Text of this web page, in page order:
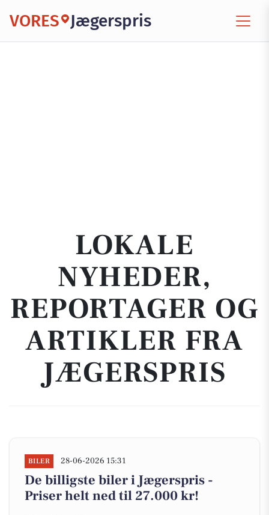
VORES Jægerspris
LOKALE
NYHEDER,
REPORTAGER OG
ARTIKLER FRA
JÆGERSPRIS
BILER 28-06-2026 15:31
De billigste biler i Jægerspris -
Priser helt ned til 27.000 kr!